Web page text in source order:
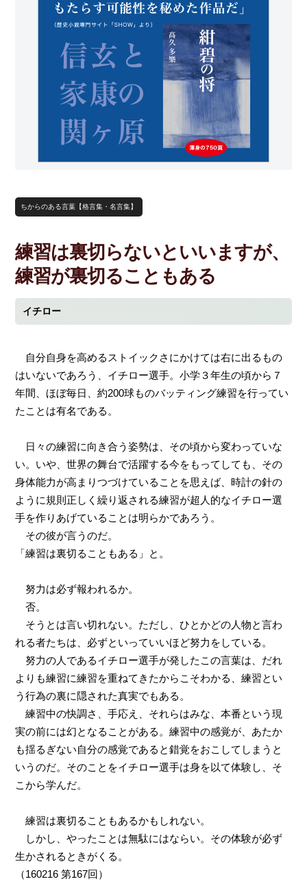
ちからのある言葉【格言集・名言集】
練習は裏切らないといいますが、
練習が裏切ることもある
イチロー
自分自身を高めるストイックさにかけては右に出るもの
はいないであろう、イチロー選手。小学３年生の頃から７
年間、ほぼ毎日、約200球ものバッティング練習を行ってい
たことは有名である。
日々の練習に向き合う姿勢は、その頃から変わっていな
い。いや、世界の舞台で活躍する今をもってしても、その
身体能力が高まりつづけていることを思えば、時計の針の
ように規則正しく繰り返される練習が超人的なイチロー選
手を作りあげていることは明らかであろう。
その彼が言うのだ。
「練習は裏切ることもある」と。
努力は必ず報われるか。
否。
そうとは言い切れない。ただし、ひとかどの人物と言わ
れる者たちは、必ずといっていいほど努力をしている。
努力の人であるイチロー選手が発したこの言葉は、だれ
よりも練習に練習を重ねてきたからこそわかる、練習とい
う行為の裏に隠された真実でもある。
練習中の快調さ、手応え、それらはみな、本番という現
実の前には幻となることがある。練習中の感覚が、あたか
も揺るぎない自分の感覚であると錯覚をおこしてしまうと
いうのだ。そのことをイチロー選手は身を以て体験し、そ
こから学んだ。
練習は裏切ることもあるかもしれない。
しかし、やったことは無駄にはならい。その体験が必ず
生かされるときがくる。
（160216第167回）